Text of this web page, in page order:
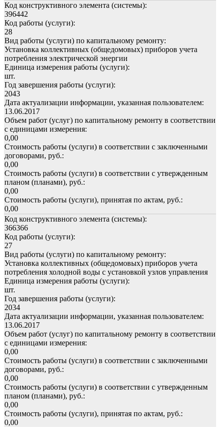
Код конструктивного элемента (системы):
396442
Код работы (услуги):
28
Вид работы (услуги) по капитальному ремонту:
Установка коллективных (общедомовых) приборов учета
потребления электрической энергии
Единица измерения работы (услуги):
шт.
Год завершения работы (услуги):
2043
Дата актуализации информации, указанная пользователем:
13.06.2017
Объем работ (услуг) по капитальному ремонту в соответствии
с единицами измерения:
0,00
Стоимость работы (услуги) в соответствии с заключенными
договорами, руб.:
0,00
Стоимость работы (услуги) в соответствии с утвержденным
планом (планами), руб.:
0,00
Стоимость работы (услуги), принятая по актам, руб.:
0,00
Код конструктивного элемента (системы):
366366
Код работы (услуги):
27
Вид работы (услуги) по капитальному ремонту:
Установка коллективных (общедомовых) приборов учета
потребления холодной воды с установкой узлов управления
Единица измерения работы (услуги):
шт.
Год завершения работы (услуги):
2034
Дата актуализации информации, указанная пользователем:
13.06.2017
Объем работ (услуг) по капитальному ремонту в соответствии
с единицами измерения:
0,00
Стоимость работы (услуги) в соответствии с заключенными
договорами, руб.:
0,00
Стоимость работы (услуги) в соответствии с утвержденным
планом (планами), руб.:
0,00
Стоимость работы (услуги), принятая по актам, руб.:
0,00